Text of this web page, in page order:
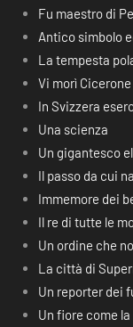
Fu maestro di
Antico simbolo
La tempesta
Vi morì Cicerone
In Svizzera
Una scienza
Un gigantesco
Il passo da cui
Immemore dei
Il re di tutte le
Un ordine che
La città di
Un reporter dei
Un fiore come